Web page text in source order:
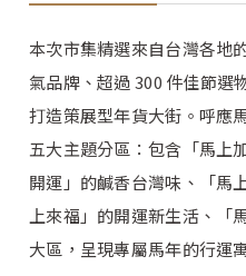
本次市集精選來自台灣各地
氣品牌、超過 300 件佳節選
打造策展型年貨大街。呼應
五大主題分區：包含「馬上
開運」的鹹香台灣味、「馬
上來福」的開運新生活、「
大區，呈現專屬馬年的行運